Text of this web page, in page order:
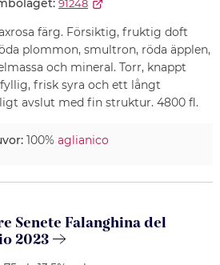
91248
färg. Försiktig, fruktig doft
plommon, smultron, röda äpplen,
och mineral. Torr, knappt
frisk syra och ett långt
avslut med fin struktur. 4800 fl.
100% aglianico
Senete Falanghina del
2023